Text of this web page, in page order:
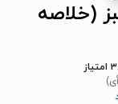
(خلاصه